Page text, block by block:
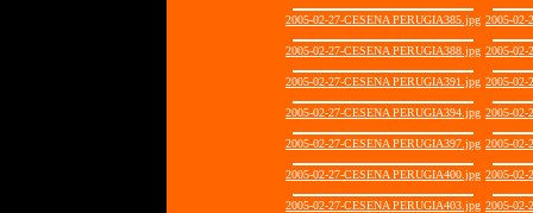
2005-02-27-CESENA PERUGIA385.jpg 2005-02-
2005-02-27-CESENA PERUGIA388.jpg 2005-02-
2005-02-27-CESENA PERUGIA391.jpg 2005-02-
2005-02-27-CESENA PERUGIA394.jpg 2005-02-
2005-02-27-CESENA PERUGIA397.jpg 2005-02-
2005-02-27-CESENA PERUGIA400.jpg 2005-02-
2005-02-27-CESENA PERUGIA403.jpg 2005-02-